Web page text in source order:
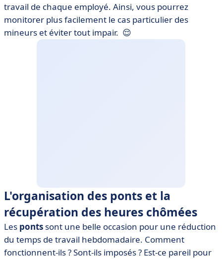
travail de chaque employé. Ainsi, vous pourrez
monitorer plus facilement le cas particulier des
mineurs et éviter tout impair. 😌
L'organisation des ponts et la
récupération des heures chômées
Les ponts sont une belle occasion pour une réduction
du temps de travail hebdomadaire. Comment
fonctionnent-ils ? Sont-ils imposés ? Est-ce pareil pour